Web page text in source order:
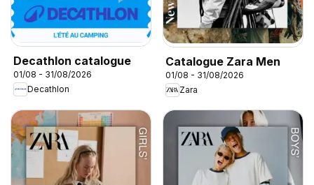
Decathlon catalogue
01/08 - 31/08/2026
Decathlon
Catalogue Zara Men
01/08 - 31/08/2026
Zara